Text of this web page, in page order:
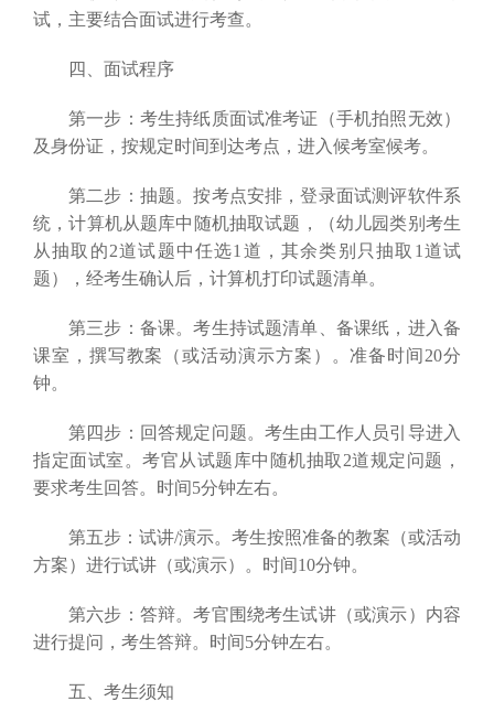
试，主要结合面试进行考查。
四、面试程序
第一步：考生持纸质面试准考证（手机拍照无效）
及身份证，按规定时间到达考点，进入候考室候考。
第二步：抽题。按考点安排，登录面试测评软件系
统，计算机从题库中随机抽取试题，（幼儿园类别考生
从抽取的2道试题中任选1道，其余类别只抽取1道试
题），经考生确认后，计算机打印试题清单。
第三步：备课。考生持试题清单、备课纸，进入备
课室，撰写教案（或活动演示方案）。准备时间20分
钟。
第四步：回答规定问题。考生由工作人员引导进入
指定面试室。考官从试题库中随机抽取2道规定问题，
要求考生回答。时间5分钟左右。
第五步：试讲/演示。考生按照准备的教案（或活动
方案）进行试讲（或演示）。时间10分钟。
第六步：答辩。考官围绕考生试讲（或演示）内容
进行提问，考生答辩。时间5分钟左右。
五、考生须知